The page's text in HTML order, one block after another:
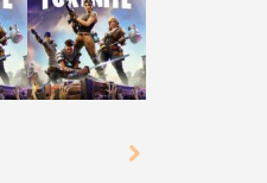
Play
